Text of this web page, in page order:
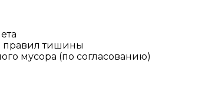
правил тишины
мусора (по согласованию)